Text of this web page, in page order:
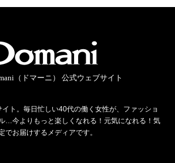
（ドマーニ） 公式ウェブサイト
ト。毎日忙しい40代の働く女性が、ファッショ
…今よりもっと楽しくなれる！元気になれる！気
でお届けするメディアです。